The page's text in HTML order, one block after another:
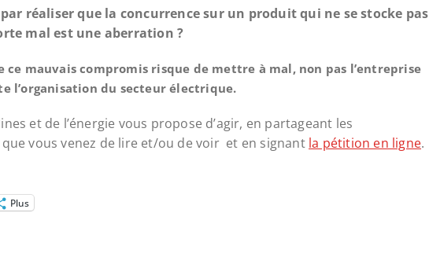
réaliser que la concurrence sur un produit qui ne se stocke pas
mal est une aberration ?
ce mauvais compromis risque de mettre à mal, non pas l’entreprise
l’organisation du secteur électrique.
et de l’énergie vous propose d’agir, en partageant les
vous venez de lire et/ou de voir et en signant la pétition en ligne.
Plus